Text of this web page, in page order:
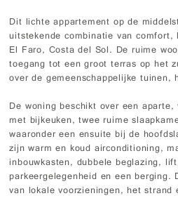
Dit lichte appartement op de
uitstekende combinatie van
El Faro, Costa del Sol. De ruime
toegang tot een groot terras op het
over de gemeenschappelijke tuinen,
De woning beschikt over een
met bijkeuken, twee ruime
waaronder een ensuite bij de
zijn warm en koud airconditioning,
inbouwkasten, dubbele beglazing,
parkeergelegenheid en een
van lokale voorzieningen, het strand